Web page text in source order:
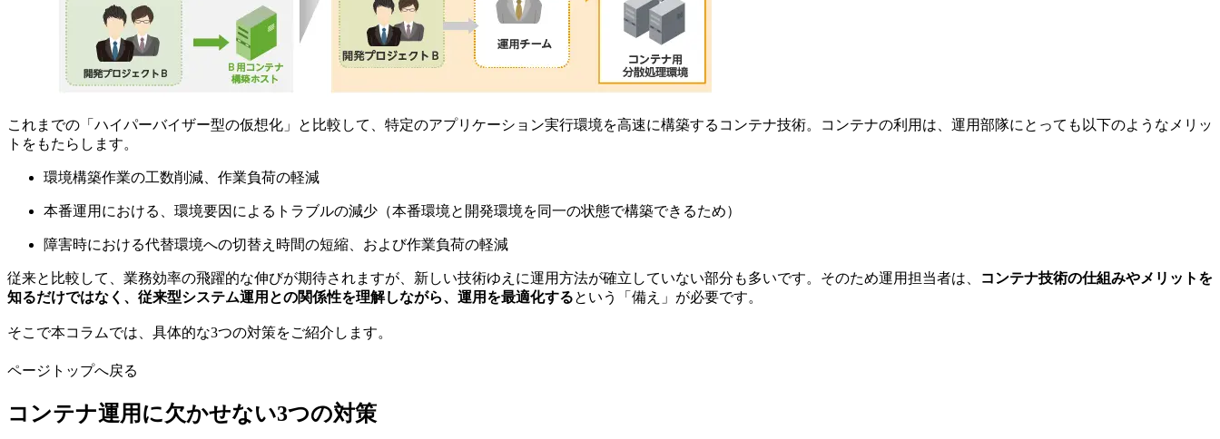
これまでの「ハイパーバイザー型の仮想化」と比較して、特定のアプリケーション実行環境を高速に構築するコンテナ技術。コンテナの利用は、運用部隊にとっても以下のようなメリッ
トをもたらします。
環境構築作業の工数削減、作業負荷の軽減
本番運用における、環境要因によるトラブルの減少（本番環境と開発環境を同一の状態で構築できるため）
障害時における代替環境への切替え時間の短縮、および作業負荷の軽減
従来と比較して、業務効率の飛躍的な伸びが期待されますが、新しい技術ゆえに運用方法が確立していない部分も多いです。そのため運用担当者は、
コンテナ技術の仕組みやメリットを
知るだけではなく、従来型システム運用との関係性を理解しながら、運用を最適化するという「備え」が必要です。
そこで本コラムでは、具体的な3つの対策をご紹介します。
ページトップへ戻る
コンテナ運用に欠かせない3つの対策